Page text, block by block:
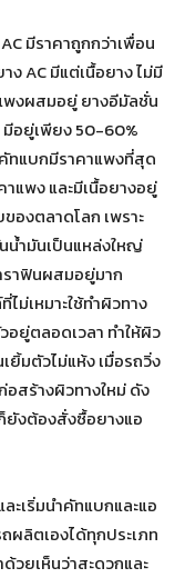
มีราคาถูกกว่าเพื่อน
ง AC มีแต่เนื้อยาง ไม่มี
พงผสมอยู่ ยางอีมัลชั่น
มีอยู่เพียง 50-60%
ทแบกมีราคาแพงที่สุด
แพง และมีเนื้อยางอยู่
องตลาดโลก เพราะ
น้ำมันเป็นแหล่งใหญ่
าฟินผสมอยู่มาก
ม่เหมาะใช้ทำผิวทาง
อยู่ตลอดเวลา ทำให้ผิว
มตัวไม่แห้ง เมื่อรถวิ่ง
สร้างผิวทางใหม่ ดัง
ยังต้องสั่งซื้อยางแอ
ะเริ่มนำคัทแบกและแอ
ผลิตเองได้ทุกประเภท
วยเห็นว่าสะดวกและ